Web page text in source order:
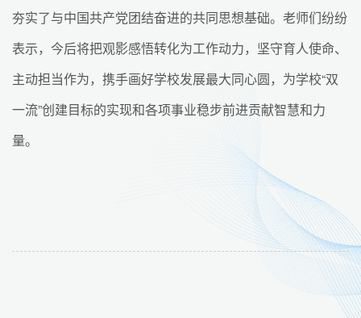
夯实了与中国共产党团结奋进的共同思想基础。老师们纷纷
表示，今后将把观影感悟转化为工作动力，坚守育人使命、
主动担当作为，携手画好学校发展最大同心圆，为学校“双
一流”创建目标的实现和各项事业稳步前进贡献智慧和力
量。